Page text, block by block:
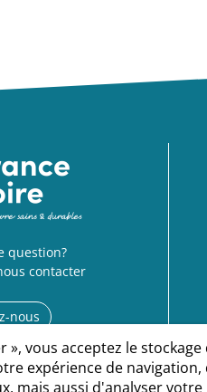
question?
contacter
nous
», vous acceptez le
expérience de
mais aussi d'analyser